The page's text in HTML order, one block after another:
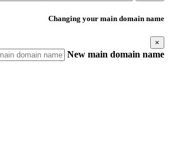
Changing your main domain name
×
New main domain name